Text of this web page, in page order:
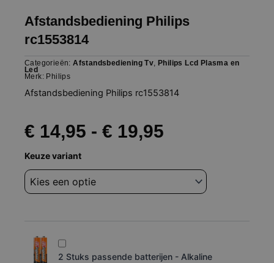
Afstandsbediening Philips
rc1553814
Categorieën: Afstandsbediening Tv ,Philips Lcd Plasma en
Led
Merk: Philips
Afstandsbediening Philips rc1553814
€ 14,95 - € 19,95
tot
Keuze variant
2 Stuks passende batterijen - Alkaline
Afstandsbediening
Philips
rc1553814
aantal